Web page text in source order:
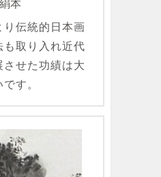
絹本
り伝統的日本画
も取り入れ近代
させた功績は大
です。